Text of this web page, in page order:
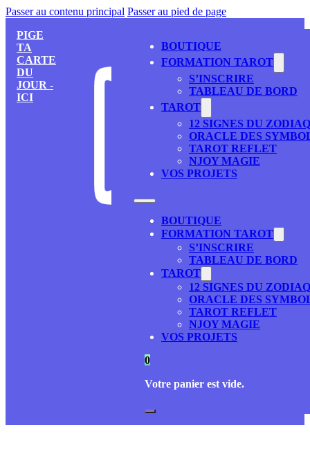
Passer au contenu principal Passer au pied de page
PIGE
TA
CARTE
DU
JOUR -
ICI
BOUTIQUE
FORMATION TAROT
S’INSCRIRE
TABLEAU DE BORD
TAROT
12 SIGNES DU
ORACLE DES
TAROT REFLET
NJOY MAGIE
VOS PROJETS
BOUTIQUE
FORMATION TAROT
S’INSCRIRE
TABLEAU DE BORD
TAROT
12 SIGNES DU
ORACLE DES
TAROT REFLET
NJOY MAGIE
VOS PROJETS
0
Votre panier est vide.